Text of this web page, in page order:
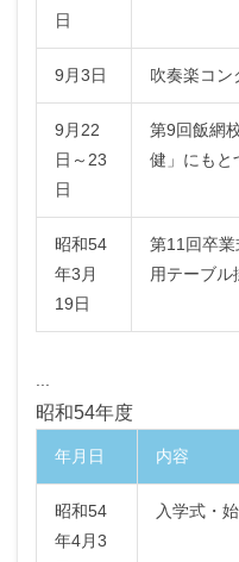
日
9月3日 吹奏楽コン
9月22
日～23
日
第9回飯網
健」にもと
昭和54
年3月
19日
第11回卒
用テーブ
昭和54年度
年月日 内容
昭和54
年4月3
入学式・